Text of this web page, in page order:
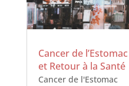
Cancer de
et Retour à la Santé
Cancer de l'Estomac